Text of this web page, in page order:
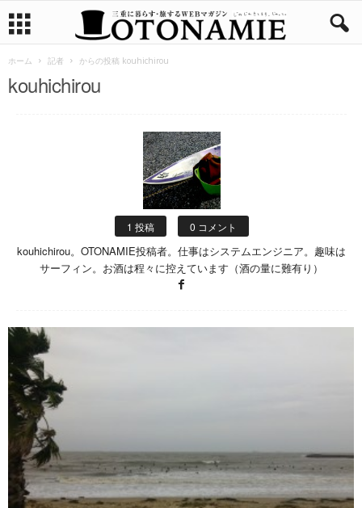
ホーム 記者 からの投稿 kouhichirou
kouhichirou
1 投稿 0 コメント
kouhichirou。OTONAMIE投稿者。仕事はシステムエンジニア。趣味は
サーフィン。お酒は程々に控えています（酒の量に難有り）